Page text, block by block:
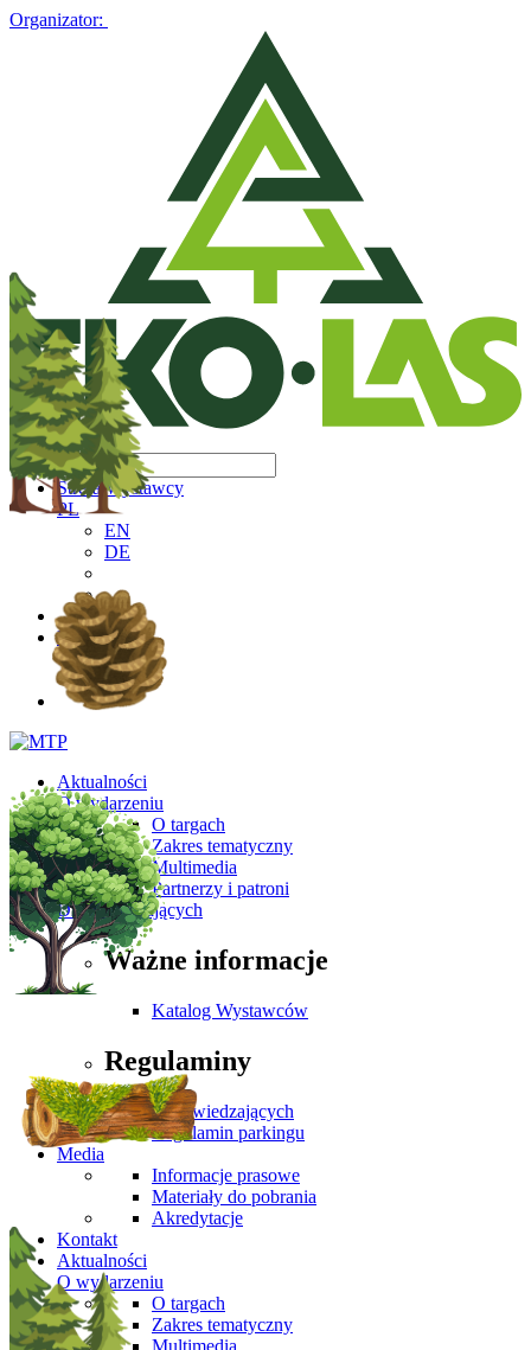
Organizator:
Strefa Wystawcy
PL
EN
DE
PL
EN
DE
Aktualności
O wydarzeniu
O targach
Zakres tematyczny
Multimedia
Partnerzy i patroni
Dla Zwiedzających
Ważne informacje
Katalog Wystawców
Regulaminy
Dla zwiedzających
Regulamin parkingu
Media
Informacje prasowe
Materiały do pobrania
Akredytacje
Kontakt
Aktualności
O wydarzeniu
O targach
Zakres tematyczny
Multimedia